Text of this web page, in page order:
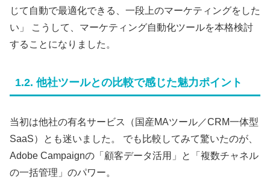
じて自動で最適化できる、一段上のマーケティングをした
い」 こうして、マーケティング自動化ツールを本格検討
することになりました。
1.2. 他社ツールとの比較で感じた魅力ポイント
当初は他社の有名サービス（国産MAツール／CRM一体型
SaaS）とも迷いました。 でも比較してみて驚いたのが、
Adobe Campaignの「顧客データ活用」と「複数チャネル
の一括管理」のパワー。